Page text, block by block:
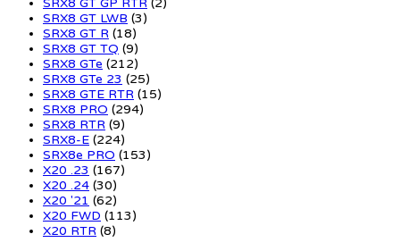
SRX8 GT LWB (3)
SRX8 GT R (18)
SRX8 GT TQ (9)
SRX8 GTe (212)
SRX8 GTe 23 (25)
SRX8 GTE RTR (15)
SRX8 PRO (294)
SRX8 RTR (9)
SRX8-E (224)
SRX8e PRO (153)
X20 .23 (167)
X20 .24 (30)
X20 '21 (62)
X20 FWD (113)
X20 RTR (8)